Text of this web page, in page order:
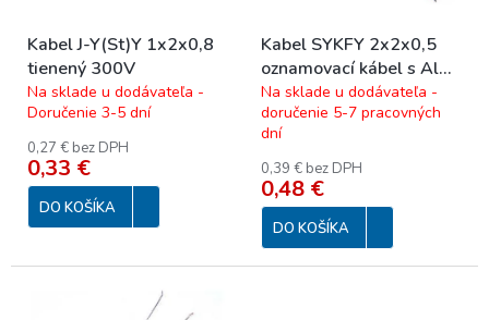
k
t
o
v
d
u
k
t
o
v
Kabel J-Y(St)Y 1x2x0,8
tienený 300V
Na sklade u dodávateľa -
Doručenie 3-5 dní
0,27 € bez DPH
0,33 €
DO KOŠÍKA
Kabel SYKFY 2x2x0,5
oznamovací kábel s Al
tienením 100V
Na sklade u dodávateľa -
doručenie 5-7 pracovných
dní
0,39 € bez DPH
0,48 €
DO KOŠÍKA